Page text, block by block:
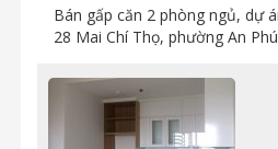
Bán gấp căn 2 phòng ngủ, dự
28 Mai Chí Thọ, phường An